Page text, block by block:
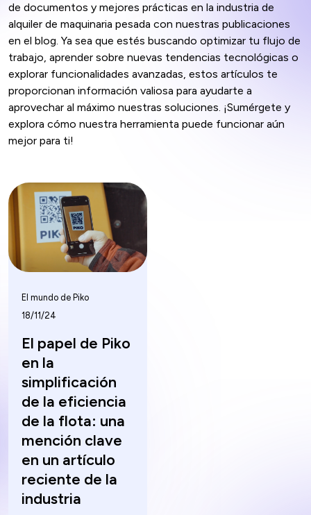
de documentos y mejores prácticas en la industria de
alquiler de maquinaria pesada con nuestras publicaciones
en el blog. Ya sea que estés buscando optimizar tu flujo de
trabajo, aprender sobre nuevas tendencias tecnológicas o
explorar funcionalidades avanzadas, estos artículos te
proporcionan información valiosa para ayudarte a
aprovechar al máximo nuestras soluciones. ¡Sumérgete y
explora cómo nuestra herramienta puede funcionar aún
mejor para ti!
El mundo de Piko
18/11/24
El papel de Piko
en la
simplificación
de la eficiencia
de la flota: una
mención clave
en un artículo
reciente de la
industria